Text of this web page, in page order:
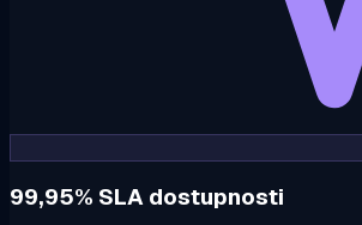
99,95% SLA dostupnosti